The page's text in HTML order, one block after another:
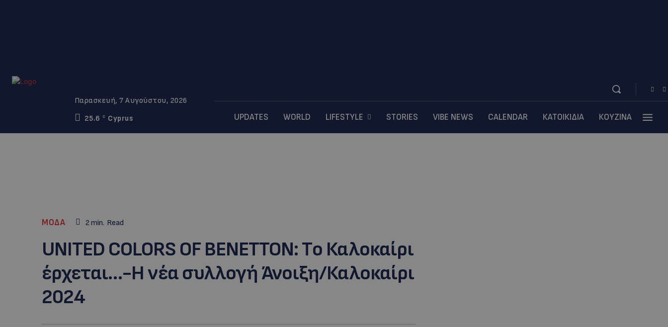
Παρασκευή, 7 Αυγούστου, 2026
25.6
C Cyprus UPDATES WORLD LIFESTYLE STORIES VIBE NEWS CALENDAR ΚΑΤΟΙΚΙΔΙΑ ΚΟΥΖΙΝΑ
ΜΟΔΑ 2 min. Read
UNITED COLORS OF BENETTON: Tο Καλοκαίρι
έρχεται…-Η νέα συλλογή Άνοιξη/Καλοκαίρι
2024